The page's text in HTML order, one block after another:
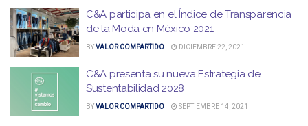
C&A participa en el Índice de Transparencia
de la Moda en México 2021
BYVALOR COMPARTIDO DICIEMBRE 22, 2021
C&A presenta su nueva Estrategia de
Sustentabilidad 2028
BYVALOR COMPARTIDO SEPTIEMBRE 14, 2021